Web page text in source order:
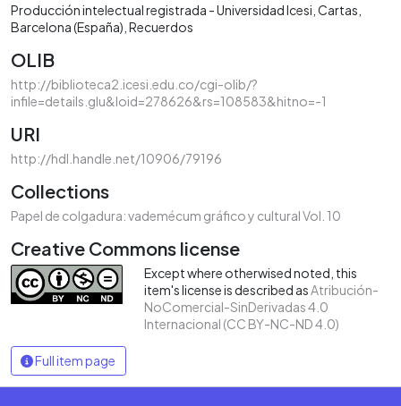
Producción intelectual registrada - Universidad Icesi Cartas
Barcelona (España) Recuerdos
OLIB
http://biblioteca2.icesi.edu.co/cgi-olib/?
infile=details.glu&loid=278626&rs=108583&hitno=-1
URI
http://hdl.handle.net/10906/79196
Collections
Papel de colgadura: vademécum gráfico y cultural Vol. 10
Creative Commons license
Except where otherwised noted, this
item's license is described asAtribución-
NoComercial-SinDerivadas 4.0
Internacional (CC BY-NC-ND 4.0)
Full item page